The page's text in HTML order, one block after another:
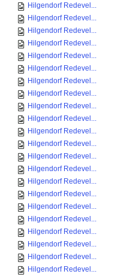
Hilgendorf Redevel...
Hilgendorf Redevel...
Hilgendorf Redevel...
Hilgendorf Redevel...
Hilgendorf Redevel...
Hilgendorf Redevel...
Hilgendorf Redevel...
Hilgendorf Redevel...
Hilgendorf Redevel...
Hilgendorf Redevel...
Hilgendorf Redevel...
Hilgendorf Redevel...
Hilgendorf Redevel...
Hilgendorf Redevel...
Hilgendorf Redevel...
Hilgendorf Redevel...
Hilgendorf Redevel...
Hilgendorf Redevel...
Hilgendorf Redevel...
Hilgendorf Redevel...
Hilgendorf Redevel...
Hilgendorf Redevel...